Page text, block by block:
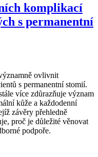
komplikací
s permanentní
ovlivnit
s permanentní stomií.
více zdůrazňuje význam
kůže a každodenní
závěry přehledně
proč je důležité věnovat
podpoře.